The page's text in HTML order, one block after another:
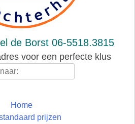
de Borst 06-5518.3815
voor een perfecte klus
Home
prijzen